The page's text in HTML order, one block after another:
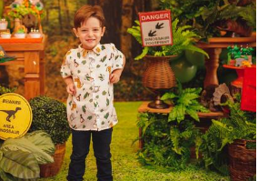
1178 0